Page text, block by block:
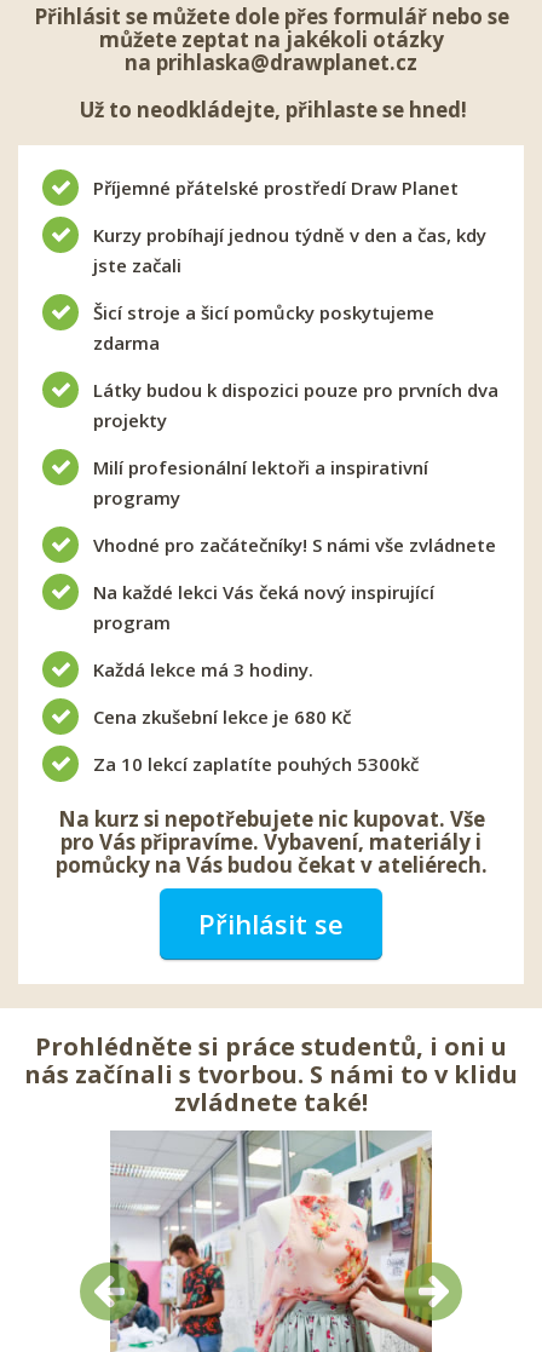
Přihlásit semůžete dole přes formulář nebo se
můžete zeptat na jakékoli otázky
na prihlaska@drawplanet.cz
Už to neodkládejte, přihlaste se hned!
Příjemné přátelské prostředí Draw Planet
Kurzy probíhají jednou týdně v den a čas, kdy
jste začali
Šicí stroje a šicí pomůcky poskytujeme
zdarma
Látky budou k dispozici pouze pro prvních dva
projekty
Milí profesionální lektoři a inspirativní
programy
Vhodné pro začátečníky! S námi vše zvládnete
Na každé lekci Vás čeká nový inspirující
program
Každá lekce má 3 hodiny.
Cena zkušební lekce je 680 Kč
Za 10 lekcí zaplatíte pouhých 5300kč
Na kurz si nepotřebujete nic kupovat. Vše
pro Vás připravíme. Vybavení, materiály i
pomůcky na Vás budou čekat v ateliérech.
Přihlásit se
Prohlédněte si práce studentů, i oni u
nás začínali s tvorbou. S námi to v klidu
zvládnete také!
Předchozí Další